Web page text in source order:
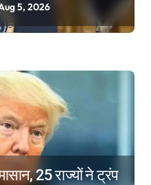
5, 2026
25 राज्यों ने ट्रंप